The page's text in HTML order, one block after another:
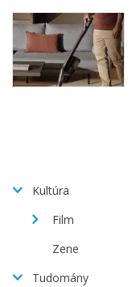
Kultúra
Film
Zene
Tudomány